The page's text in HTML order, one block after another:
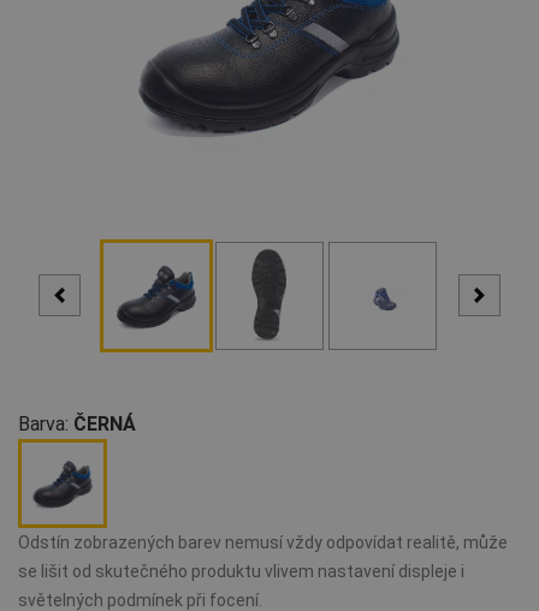
Barva: ČERNÁ
Odstín zobrazených barev nemusí vždy odpovídat realitě, může
se lišit od skutečného produktu vlivem nastavení displeje i
světelných podmínek při focení.